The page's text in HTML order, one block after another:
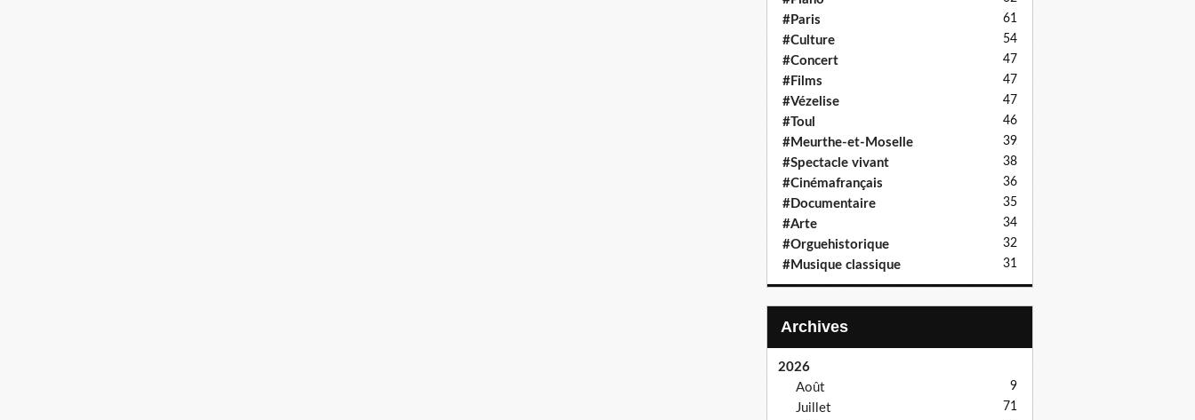
#Paris 61
#Culture 54
#Concert 47
#Films 47
#Vézelise 47
#Toul 46
#Meurthe-et-Moselle 39
#Spectacle vivant 38
#Cinémafrançais 36
#Documentaire 35
#Arte 34
#Orguehistorique 32
#Musique classique 31
Archives
2026
Août
9
Juillet 71